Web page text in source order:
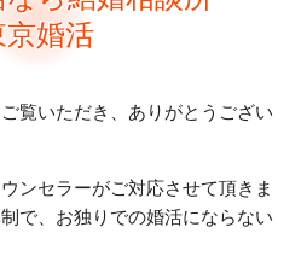
京婚活
覧いただき、ありがとうござい
ンセラーがご対応させて頂きま
で、お独りでの婚活にならない